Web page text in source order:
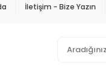
İletişim - Bize Yazın